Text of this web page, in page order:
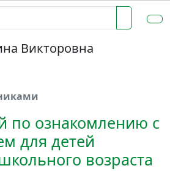
Викторовна
по ознакомлению с
для детей
возраста